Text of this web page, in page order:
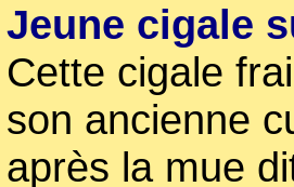
Jeune cigale
Cette cigale
son ancienne
après la mue